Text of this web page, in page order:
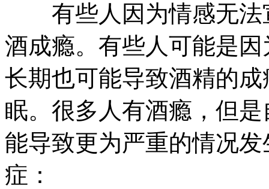
有些人因为情感无法
酒成瘾。有些人可能是
长期也可能导致酒精的
眠。很多人有酒瘾，但
能导致更为严重的情况
症：